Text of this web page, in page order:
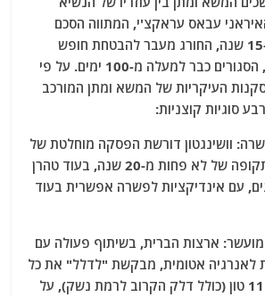
er
e
b
o
o
k
עבאס עראקצ'י, המתווה הסכם
גרעיני פוטנציאלי ל-15 שנה, החורג מעבר להבטחת חופש
השיט במצרי הורמוז, הסגורים כבר למעלה מ-100 ימים. על פי
העיקריות של המשא ומתן המורכב
סוגיות קוצניות:
וושינגטון דורשת הפסקה מוחלטת של
העשרת האורניום לתקופה של לא פחות מ-20 שנה, בעוד טהרן
על 10 שנים, עם אינדיקציות לפשרה אפשרית בעוד
ארצות הברית, בשיתוף פעולה עם
לאנרגיה אטומית, מבקשת "לדלל" את כל
המלאי האיראני של 11 טון (כולל דלק הקרוב לרמת נשק), על